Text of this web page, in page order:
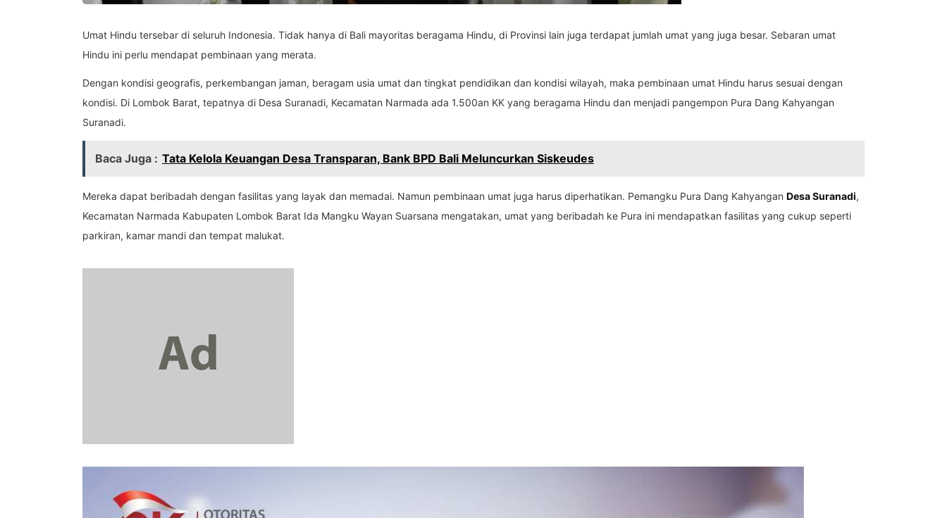
Umat Hindu tersebar di seluruh Indonesia. Tidak hanya di Bali mayoritas beragama Hindu, di Provinsi lain juga terdapat jumlah umat yang juga besar. Sebaran umat
Hindu ini perlu mendapat pembinaan yang merata.
Dengan kondisi geografis, perkembangan jaman, beragam usia umat dan tingkat pendidikan dan kondisi wilayah, maka pembinaan umat Hindu harus sesuai dengan
kondisi. Di Lombok Barat, tepatnya di Desa Suranadi, Kecamatan Narmada ada 1.500an KK yang beragama Hindu dan menjadi pangempon Pura Dang Kahyangan
Suranadi.
Baca Juga : Tata Kelola Keuangan Desa Transparan, Bank BPD Bali Meluncurkan Siskeudes
Mereka dapat beribadah dengan fasilitas yang layak dan memadai. Namun pembinaan umat juga harus diperhatikan. Pemangku Pura Dang Kahyangan Desa Suranadi,
Kecamatan Narmada Kabupaten Lombok Barat Ida Mangku Wayan Suarsana mengatakan, umat yang beribadah ke Pura ini mendapatkan fasilitas yang cukup seperti
parkiran, kamar mandi dan tempat malukat.